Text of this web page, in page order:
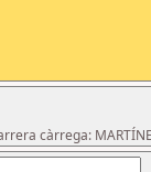
càrrega: